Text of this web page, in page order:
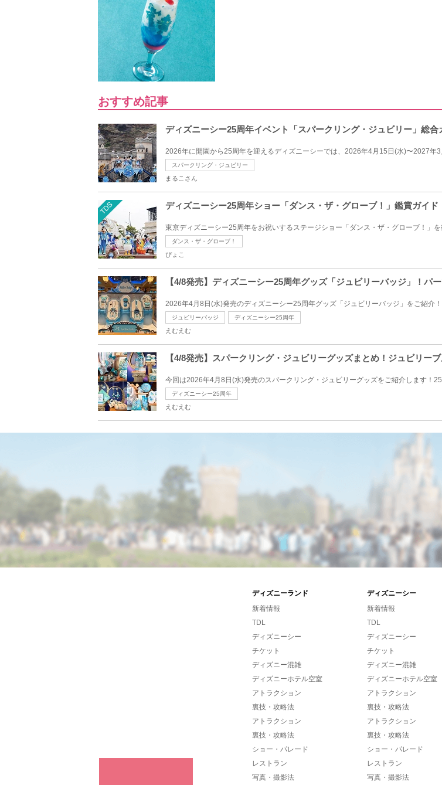
おすすめ記事
ディズニーシー25周年イベント「スパークリング・ジュビリー」総
2026年に開園から25周年を迎えるディズニーシーでは、2026年4月15日(水)〜2027年
スパークリング・ジュビリー
まるこさん
TDS ディズニーシー25周年ショー「ダンス・ザ・グローブ！」鑑賞ガイ
東京ディズニーシー25周年をお祝いするステージショー「ダンス・ザ・グローブ！」
ダンス・ザ・グローブ！
ぴょこ
【4/8発売】ディズニーシー25周年グッズ「ジュビリーバッジ」！パ
2026年4月8日(水)発売のディズニーシー25周年グッズ「ジュビリーバッジ」をご紹介
ジュビリーバッジ ディズニーシー25周年
えむえむ
【4/8発売】スパークリング・ジュビリーグッズまとめ！ジュビリー
今回は2026年4月8日(水)発売のスパークリング・ジュビリーグッズをご紹介します！
ディズニーシー25周年
えむえむ
ディズニーランド ディズニーシー
新着情報
TDL
ディズニーシー
チケット
ディズニー混雑
ディズニーホテル空室
アトラクション
裏技・攻略法
アトラクション
裏技・攻略法
ショー・パレード
レストラン
写真・撮影法
新着情報
TDL
ディズニーシー
チケット
ディズニー混雑
ディズニーホテル空室
アトラクション
裏技・攻略法
アトラクション
裏技・攻略法
ショー・パレード
レストラン
写真・撮影法